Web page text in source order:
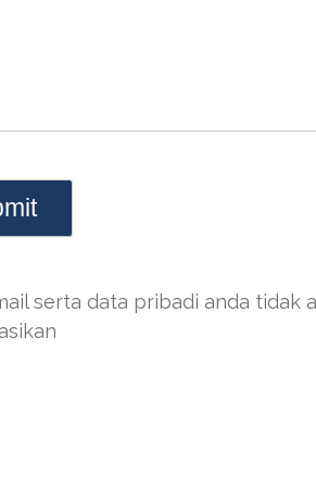
serta data pribadi anda tidak